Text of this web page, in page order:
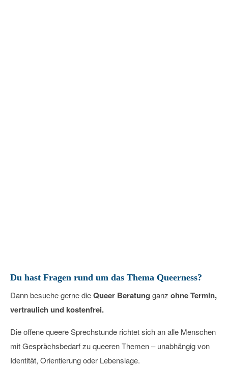
Du hast Fragen rund um das Thema Queerness?
Dann besuche gerne dieQueer Beratung ganz ohne Termin,
vertraulich und kostenfrei.
Die offene queere Sprechstunde richtet sich an alle Menschen
mit Gesprächsbedarf zu queeren Themen – unabhängig von
Identität, Orientierung oder Lebenslage.